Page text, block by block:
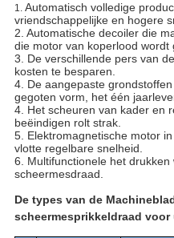
1. Automatisch volledige
vriendschappelijke en hogere
2. Automatische decoiler die
die motor van koperlood wordt
3. De verschillende pers van
kosten te besparen.
4. De aangepaste
gegoten vorm, het één
4. Het scheuren van kader en
beëindigen rolt strak.
5. Elektromagnetische motor
vlotte regelbare snelheid.
6. Multifunctionele het
scheermesdraad.
De types van de
scheermesprikkeldraad voor